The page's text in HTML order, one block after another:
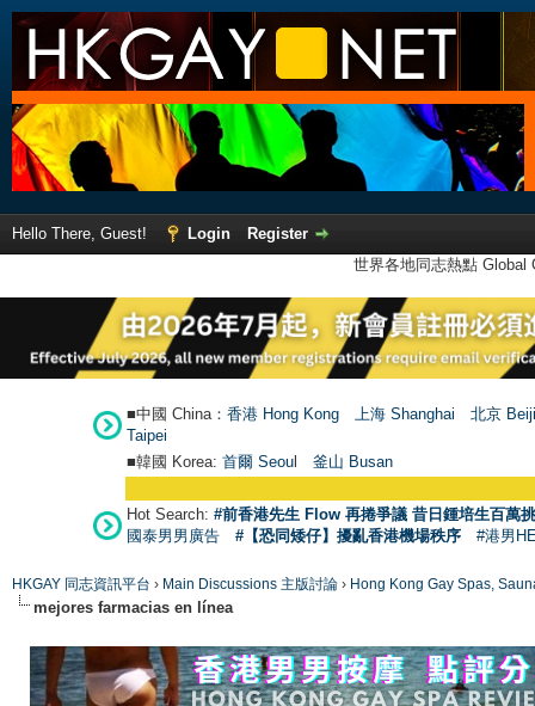
Hello There, Guest! Login
Register
世界各地同志熱點
■中國 China： 香港 Hong Kong 上海 Shanghai
北京
Taipei
■韓國 Korea: 首爾 Seoul 釜山 Busan
Hot Search: #前香港先生 Flow 再捲爭議 昔日鍾培生百萬
國泰男男廣告
#【恐同矮仔】擾亂香港機場秩序 #港男
HKGAY 同志資訊平台 › Main Discussions 主版討論 › Hong Kong Gay Spas,
mejores farmacias en línea